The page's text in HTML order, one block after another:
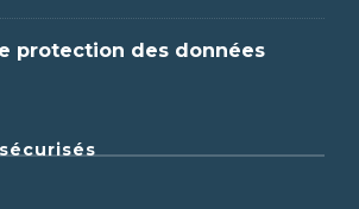
protection des données